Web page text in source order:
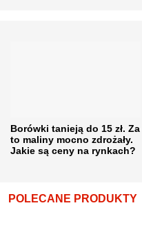
Borówki tanieją do 15 zł. Za
to maliny mocno zdrożały.
Jakie są ceny na rynkach?
POLECANE PRODUKTY